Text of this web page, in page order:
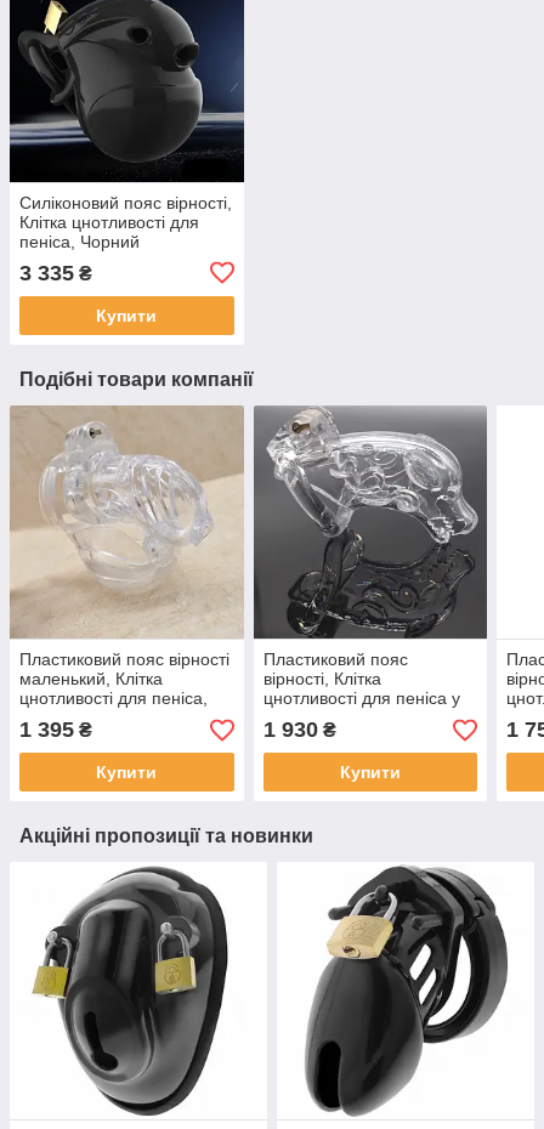
Силіконовий пояс вірності,
Клітка цнотливості для
пеніса, Чорний
3 335 ₴
Купити
Подібні товари компанії
Пластиковий пояс вірності
маленький, Клітка
цнотливості для пеніса,
Прозорий
1 395 ₴
Купити
Пластиковий пояс
вірності, Клітка
цнотливості для пеніса у
формі голови свині,
Прозорий
1 930₴
Купити
для
1
Акційні пропозиції та новинки